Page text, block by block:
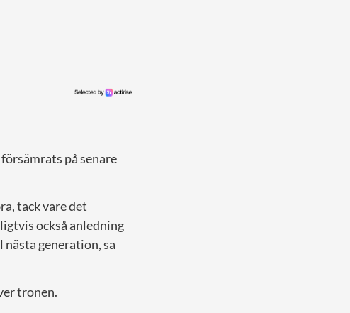
på senare
tack vare det
också anledning
generation, sa
tronen.